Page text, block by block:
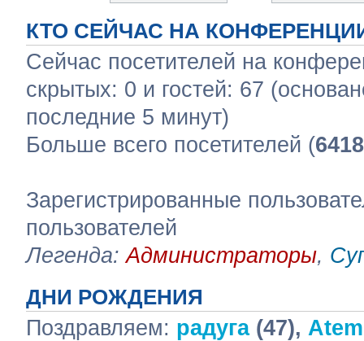
КТО СЕЙЧАС НА
Сейчас посетителей на
скрытых: 0 и гостей: 67
последние 5 минут)
Больше всего посетителей (6418
Зарегистрированные
пользователей
Легенда:Администраторы,
ДНИ РОЖДЕНИЯ
Поздравляем: радуга(47),